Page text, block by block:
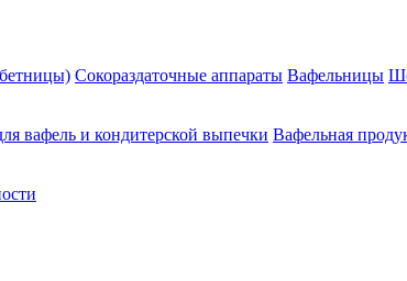
Сокораздаточные аппараты Вафельницы
вафель и кондитерской выпечки Вафельная